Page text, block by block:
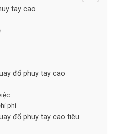
tay cao
đổ phuy tay cao
phí
đổ phuy tay cao tiêu